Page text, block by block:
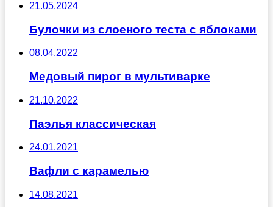
21.05.2024
Булочки из слоеного теста с яблоками
08.04.2022
Медовый пирог в мультиварке
21.10.2022
Паэлья классическая
24.01.2021
Вафли с карамелью
14.08.2021